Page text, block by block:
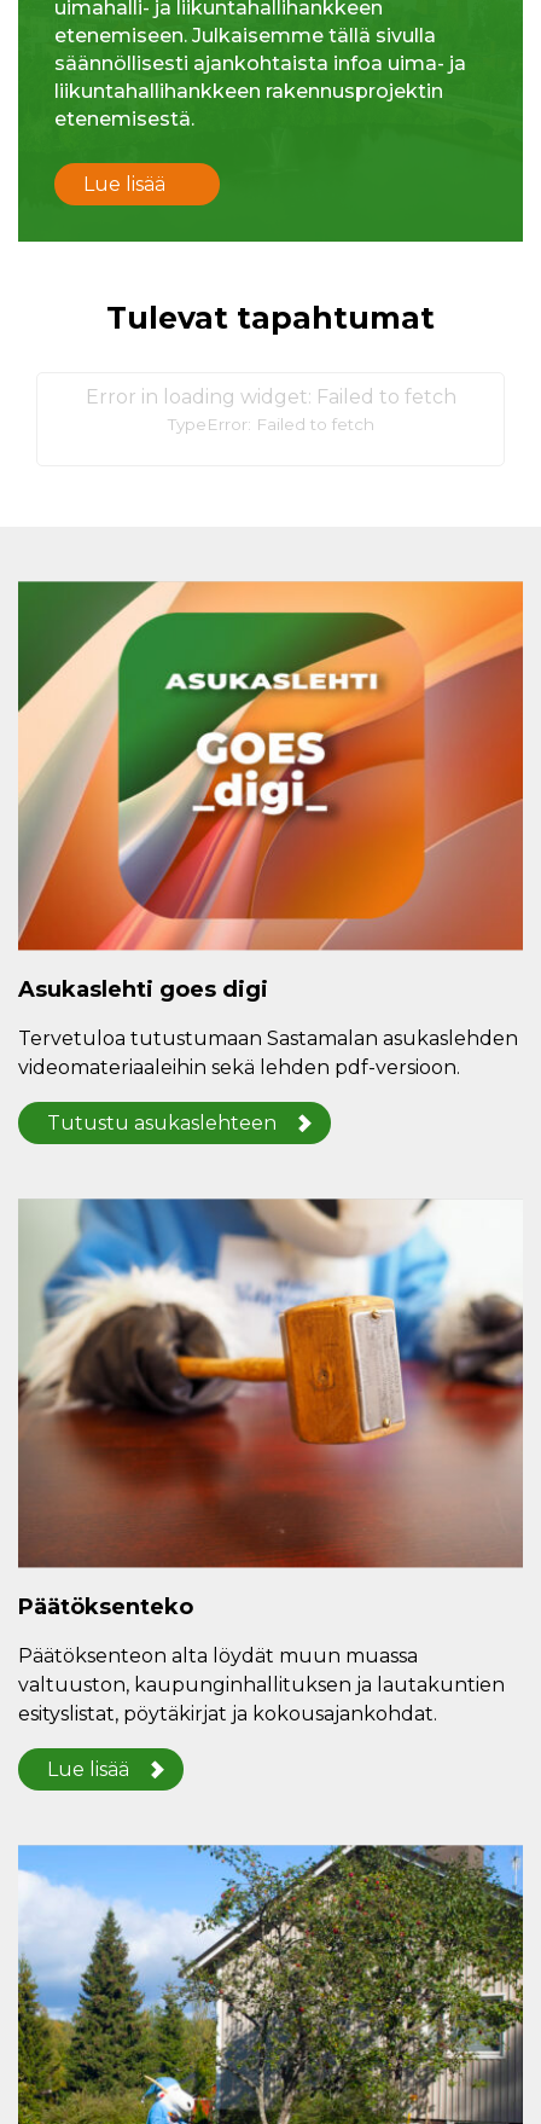
uimahalli- ja liikuntahallihankkeen
etenemiseen. Julkaisemme tällä sivulla
säännöllisesti ajankohtaista infoa uima- ja
liikuntahallihankkeen rakennusprojektin
etenemisestä.
Lue lisää
Tulevat tapahtumat
Error in loading widget: Failed to fetch
TypeError: Failed to fetch
Asukaslehti goes digi
Tervetuloa tutustumaan Sastamalan asukaslehden
videomateriaaleihin sekä lehden pdf-versioon.
Tutustu asukaslehteen
Päätöksenteko
Päätöksenteon alta löydät muun muassa
valtuuston, kaupunginhallituksen ja lautakuntien
esityslistat, pöytäkirjat ja kokousajankohdat.
Lue lisää